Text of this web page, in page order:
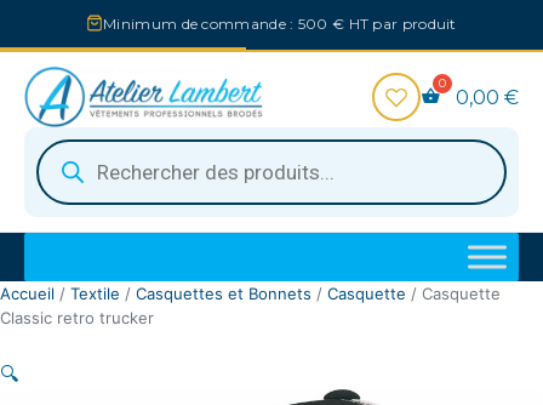
au
contenu
Minimum de commande : 500 € HT par produit
Recherche
de
produits
0,00 €
Accueil / Textile / Casquettes et Bonnets / Casquette / Casquette
Classic retro trucker
🔍